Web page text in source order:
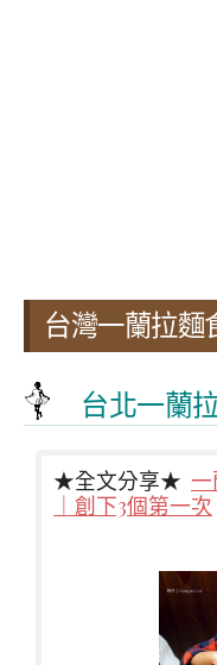
台灣一蘭拉麵
台北一蘭
★全文分享★ 一
｜創下3個第一次